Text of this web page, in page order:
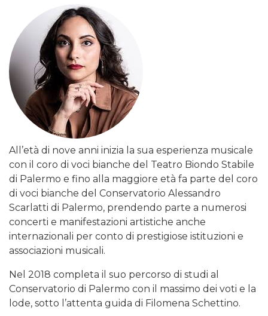
All’età di nove anni inizia la sua esperienza musicale
con il coro di voci bianche del Teatro Biondo Stabile
di Palermo e fino alla maggiore età fa parte del coro
di voci bianche del Conservatorio Alessandro
Scarlatti di Palermo, prendendo parte a numerosi
concerti e manifestazioni artistiche anche
internazionali per conto di prestigiose istituzioni e
associazioni musicali.
Nel 2018 completa il suo percorso di studi al
Conservatorio di Palermo con il massimo dei voti e la
lode, sotto l’attenta guida di Filomena Schettino.